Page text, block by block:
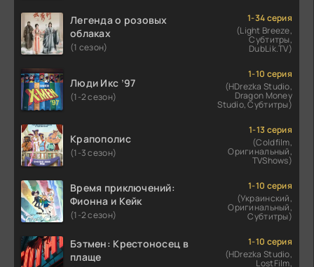
Легенда о розовых
облаках
(1 сезон)
1-34 серия
(Light Breeze,
Субтитры,
DubLik.TV)
Люди Икс ’97
(1-2 сезон)
1-10 серия
(HDrezka Studio,
Dragon Money
Studio, Субтитры)
Крапополис
(1-3 сезон)
1-13 серия
(Coldfilm,
Оригинальный,
TVShows)
Время приключений:
Фионна и Кейк
(1-2 сезон)
1-10 серия
(Украинский,
Оригинальный,
Субтитры)
Бэтмен: Крестоносец в
плаще
1-10 серия
(HDrezka Studio,
LostFilm,